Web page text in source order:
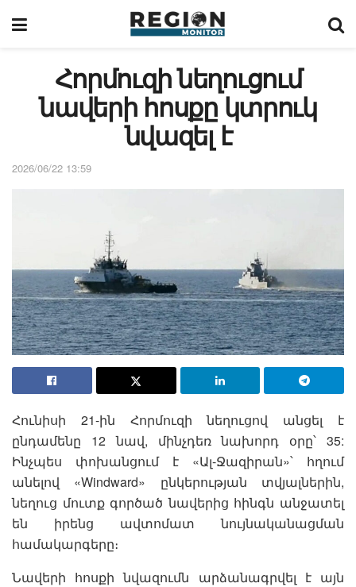
Հորմուզի նեղուցում
նավերի հոսքը կտրուկ
նվազել է
2026/06/22 13:59
Հունիսի 21-ին Հորմուզի նեղուցով անցել է
ընդամենը 12 նավ, մինչդեռ նախորդ օրը՝ 35:
Ինչպես փոխանցում է «Ալ-Ջազիրան»՝ հղում
անելով «Windward» ընկերության տվյալներին,
նեղուց մուտք գործած նավերից հինգն անջատել
են իրենց ավտոմատ նույնականացման
համակարգերը։
Նավերի հոսքի նվազումն արձանագրվել է այն